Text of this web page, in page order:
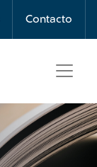
Contacto